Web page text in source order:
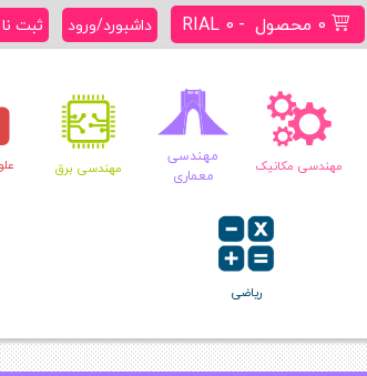
0 محصول RIAL 0 داشبورد/ورود ثبت
مهندسی مکانیک
مهندسی
معماری
مهندسی برق
ریاضی